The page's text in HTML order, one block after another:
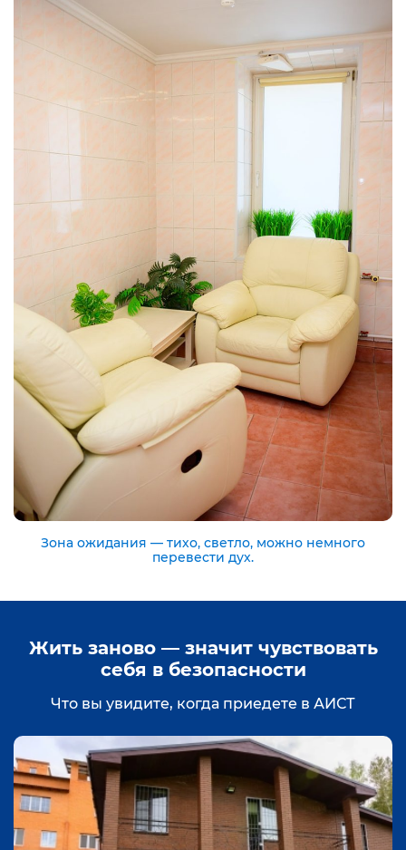
Зона ожидания — тихо, светло, можно немного
перевести дух.
Жить заново — значит чувствовать
себя в безопасности
Что вы увидите, когда приедете в АИСТ